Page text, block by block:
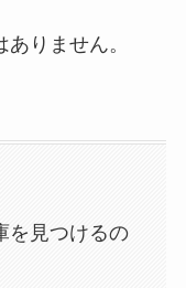
りません。
を見つけるの